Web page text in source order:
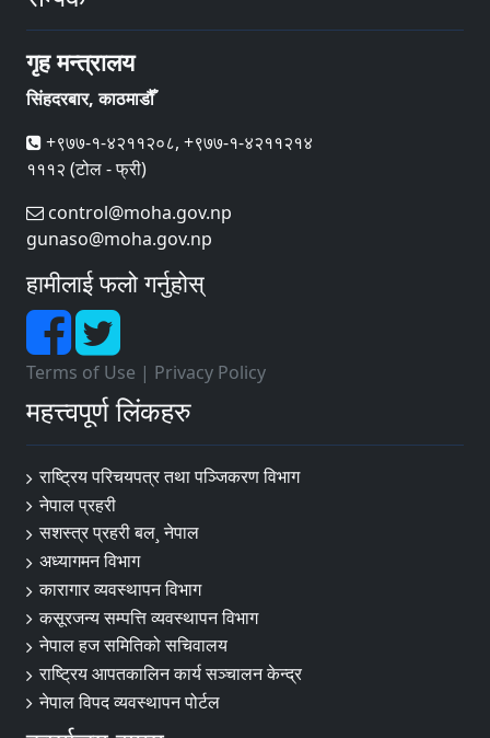
गृह मन्त्रालय
सिंहदरबार, काठमाडौँ
+९७७-१-४२११२०८, +९७७-१-४२११२१४
१११२ (टोल - फ्री)
control@moha.gov.np
gunaso@moha.gov.np
हामीलाई फलो गर्नुहोस्
Terms of Use | Privacy Policy
महत्त्वपूर्ण लिंकहरु
राष्ट्रिय परिचयपत्र तथा पञ्‍जिकरण विभाग
नेपाल प्रहरी
सशस्त्र प्रहरी बल¸ नेपाल
अध्यागमन विभाग
कारागार व्यवस्थापन विभाग
कसूरजन्य सम्पत्ति व्यवस्थापन विभाग
नेपाल हज समितिको सचिवालय
राष्ट्रिय आपतकालिन कार्य सञ्चालन केन्द्र
नेपाल विपद व्यवस्थापन पोर्टल